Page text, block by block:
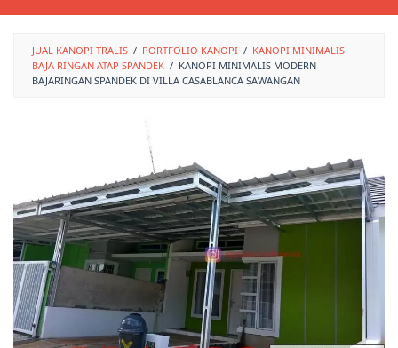
JUAL KANOPI TRALIS / PORTFOLIO KANOPI / KANOPI MINIMALIS
BAJA RINGAN ATAP SPANDEK / KANOPI MINIMALIS MODERN
BAJARINGAN SPANDEK DI VILLA CASABLANCA SAWANGAN